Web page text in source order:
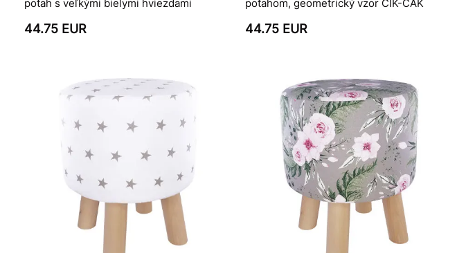
poťah s veľkými bielymi hviezdami
44.75 EUR
poťahom, geometrický vzor CIK-CAK
44.75 EUR